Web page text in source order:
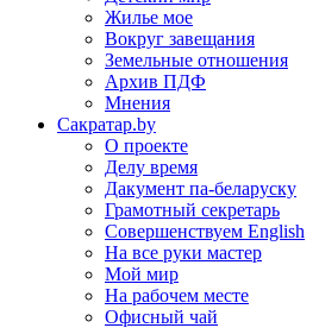
Жилье мое
Вокруг завещания
Земельные отношения
Архив ПДФ
Мнения
Сакратар.by
О проекте
Делу время
Дакумент па-беларуску
Грамотный секретарь
Совершенствуем English
На все руки мастер
Мой мир
На рабочем месте
Офисный чай